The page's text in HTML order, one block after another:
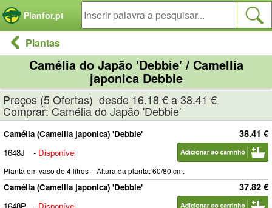
Planfor.pt
Plantas
Camélia do Japão 'Debbie' / Camellia
japonica Debbie
Preços (5 Ofertas) desde 16.18 € a 38.41 €
Comprar: Camélia do Japão 'Debbie'
38.41 €
Camélia (Camellia japonica) 'Debbie'
1648J
- Disponível
Planta em vaso de 4 litros – Altura da planta: 60/80 cm.
37.82 €
Camélia (Camellia japonica) 'Debbie'
Painel de Gerenciamento de Cookies